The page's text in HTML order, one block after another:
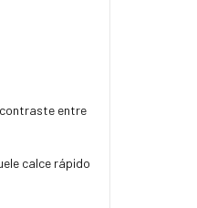
entre
calce rápido